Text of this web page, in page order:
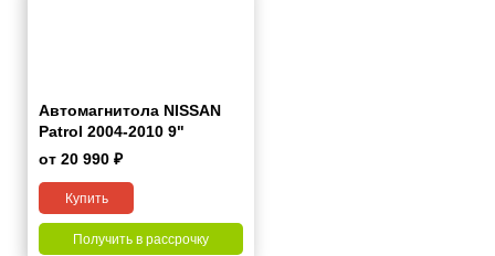
Автомагнитола NISSAN
Patrol 2004-2010 9"
от 20 990 ₽
Купить
Получить в рассрочку